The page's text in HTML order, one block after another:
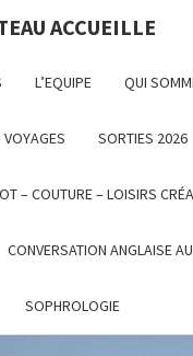
ACCUEILLE
L’EQUIPE QUI
SORTIES 2026
– COUTURE – LOISIRS
CONVERSATION ANGLAISE
SOPHROLOGIE